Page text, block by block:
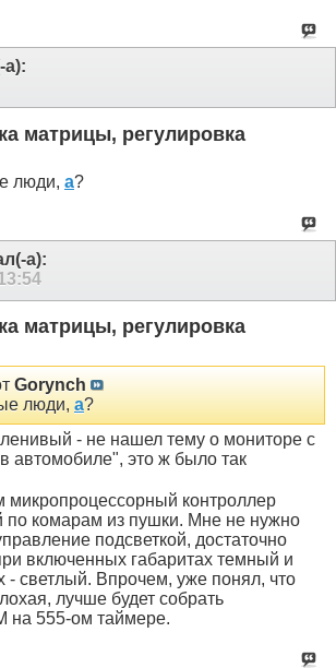
а):
матрицы, регулировка
люди, а?
а):
матрицы, регулировка
Gorynch
люди, а?
ленивый - не нашел тему о мониторе с
автомобиле", это ж было так
микропроцессорный контроллер
по комарам из пушки. Мне не нужно
подсветкой, достаточно
включенных габаритах темный и
светлый. Впрочем, уже понял, что
лучше будет собрать
на 555-ом таймере.